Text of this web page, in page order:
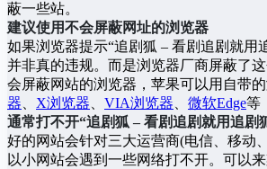
蔽一些站。
建议使用不会屏蔽网址的浏览器
如果浏览器提示“追剧狐 – 看剧追剧就用
并非真的违规。而是浏览器厂商屏蔽了
会屏蔽网站的浏览器，苹果可以用自带的
器
X浏览器 VIA浏览器 微软Edge等
通常打不开“追剧狐 – 看剧追剧就用追剧
好的网站会针对三大运营商(电信、移动
以小网站会遇到一些网络打不开。可以